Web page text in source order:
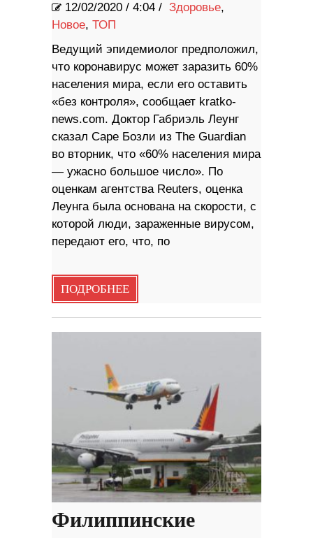
12/02/2020 / 4:04 / Здоровье,
Новое, ТОП
Ведущий эпидемиолог предположил,
что коронавирус может заразить 60%
населения мира, если его оставить
«без контроля», сообщает kratko-
news.com. Доктор Габриэль Леунг
сказал Саре Бозли из The Guardian
во вторник, что «60% населения мира
— ужасно большое число». По
оценкам агентства Reuters, оценка
Леунга была основана на скорости, с
которой люди, зараженные вирусом,
передают его, что, по
ПОДРОБНЕЕ
Филиппинские